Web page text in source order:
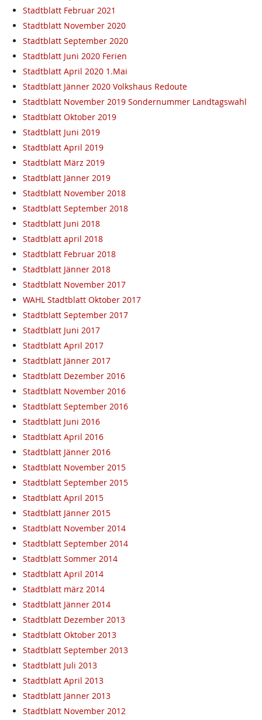
Stadtblatt Februar 2021
Stadtblatt November 2020
Stadtblatt September 2020
Stadtblatt Juni 2020 Ferien
Stadtblatt April 2020 1.Mai
Stadtblatt Jänner 2020 Volkshaus Redoute
Stadtblatt November 2019 Sondernummer Landtagswahl
Stadtblatt Oktober 2019
Stadtblatt Juni 2019
Stadtblatt April 2019
Stadtblatt März 2019
Stadtblatt Jänner 2019
Stadtblatt November 2018
Stadtblatt September 2018
Stadtblatt Juni 2018
Stadtblatt april 2018
Stadtblatt Februar 2018
Stadtblatt Jänner 2018
Stadtblatt November 2017
WAHL Stadtblatt Oktober 2017
Stadtblatt September 2017
Stadtblatt Juni 2017
Stadtblatt April 2017
Stadtblatt Jänner 2017
Stadtblatt Dezember 2016
Stadtblatt November 2016
Stadtblatt September 2016
Stadtblatt Juni 2016
Stadtblatt April 2016
Stadtblatt Jänner 2016
Stadtblatt November 2015
Stadtblatt September 2015
Stadtblatt April 2015
Stadtblatt Jänner 2015
Stadtblatt November 2014
Stadtblatt September 2014
Stadtblatt Sommer 2014
Stadtblatt April 2014
Stadtblatt märz 2014
Stadtblatt Jänner 2014
Stadtblatt Dezember 2013
Stadtblatt Oktober 2013
Stadtblatt September 2013
Stadtblatt Juli 2013
Stadtblatt April 2013
Stadtblatt Jänner 2013
Stadtblatt November 2012